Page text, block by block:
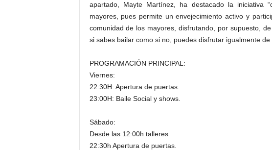
apartado, Mayte Martínez, ha destacado la iniciativa
mayores, pues permite un envejecimiento activo y
comunidad de los mayores, disfrutando, por supuesto,
si sabes bailar como si no, puedes disfrutar igualmente de
PROGRAMACIÓN PRINCIPAL:
Viernes:
22:30H: Apertura de puertas.
23:00H: Baile Social y shows.
Sábado:
Desde las 12:00h talleres
22:30h Apertura de puertas.